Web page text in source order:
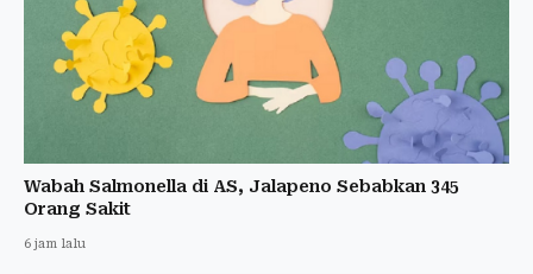
Wabah Salmonella di AS, Jalapeno Sebabkan 345
Orang Sakit
6 jam lalu